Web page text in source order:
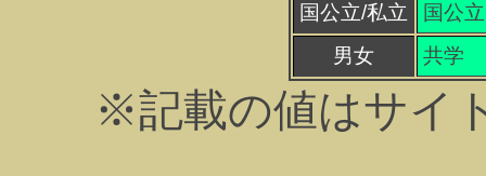
国公立/私立
国公立
男女
共学
※記載の値はサイ